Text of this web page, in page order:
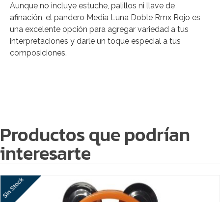
Aunque no incluye estuche, palillos ni llave de
afinación, el pandero Media Luna Doble Rmx Rojo es
una excelente opción para agregar variedad a tus
interpretaciones y darle un toque especial a tus
composiciones.
Productos que podrían
interesarte
Sin Stock